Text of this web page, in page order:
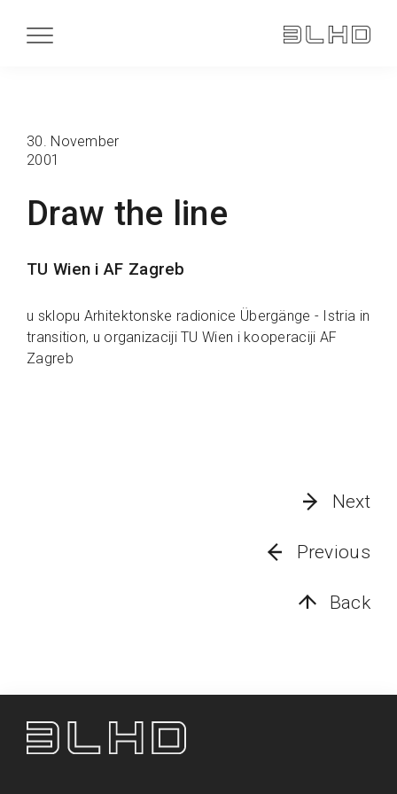
Draw the line
TU Wien i AF Zagreb
30. November
2001
u sklopu Arhitektonske radionice Übergänge - Istria in
transition, u organizaciji TU Wien i kooperaciji AF
Zagreb
Next
Previous
Back